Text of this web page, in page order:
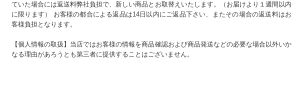
ていた場合には返送料弊社負担で、新しい商品とお取替えいたします。（お届けより１週間以内
に限ります） お客様の都合による返品は14日以内にご返品下さい、またその場合の返送料はお
客様負担となります。
【個人情報の取扱】当店ではお客様の情報を商品確認および商品発送などの必要な場合以外いか
なる理由があろうとも第三者に提供することはございません。